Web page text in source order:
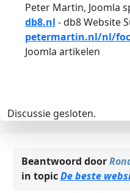
Peter Martin, Joomla
db8.nl - db8 Website
petermartin.nl/nl/
Joomla artikelen
Discussie gesloten.
Beantwoord door
in topicDe beste